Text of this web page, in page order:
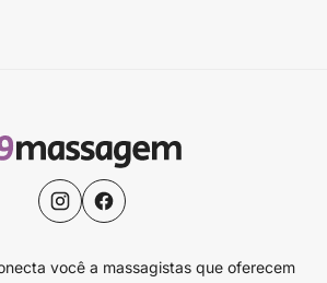
você a massagistas que oferecem